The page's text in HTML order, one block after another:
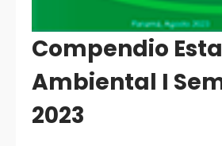
Compendio
Ambiental I
2023